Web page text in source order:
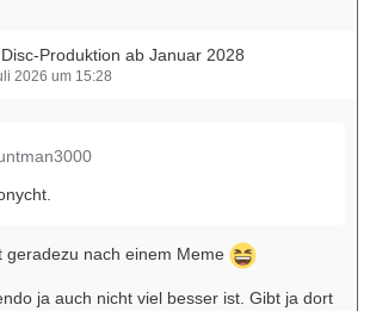
Produktion ab Januar 2028
2026 um 15:28
geradezu nach einem Meme
ja auch nicht viel besser ist. Gibt ja dort